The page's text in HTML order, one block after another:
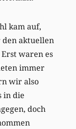
kam auf,
aktuellen
waren es
immer
wir also
in die
doch